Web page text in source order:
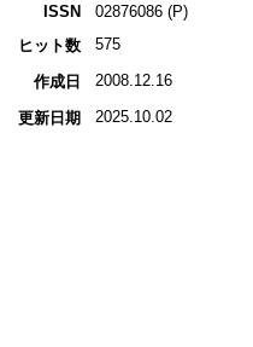
ISSN
02876086 (P)
ヒット数
575
作成日 2008.12.16
更新日期 2025.10.02